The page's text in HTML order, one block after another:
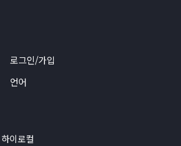
로그인/가입
언어
이로컬